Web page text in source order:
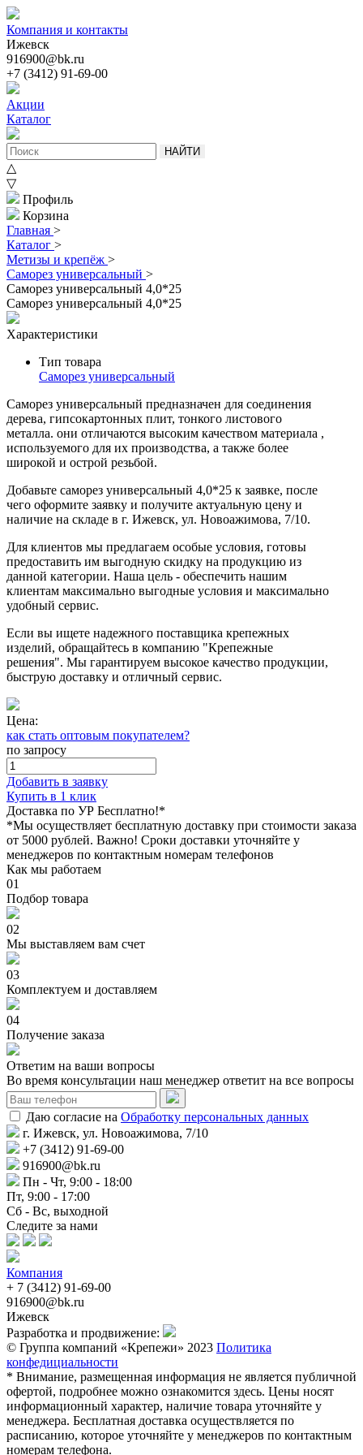
Компания и контакты
Ижевск
916900@bk.ru
+7 (3412) 91-69-00
Акции
Каталог
НАЙТИ
△
▽
Профиль
Корзина
Главная >
Каталог >
Метизы и крепёж >
Саморез универсальный >
Саморез универсальный 4,0*25
Саморез универсальный 4,0*25
Характеристики
Тип товара
Саморез универсальный
Cаморез универсальный предназначен для соединения
дерева, гипсокартонных плит, тонкого листового
металла. они отличаются высоким качеством материала ,
используемого для их производства, а также более
широкой и острой резьбой.
Добавьте саморез универсальный 4,0*25 к заявке, после
чего оформите заявку и получите актуальную цену и
наличие на складе в г. Ижевск, ул. Новоажимова, 7/10.
Для клиентов мы предлагаем особые условия, готовы
предоставить им выгодную скидку на продукцию из
данной категории. Наша цель - обеспечить нашим
клиентам максимально выгодные условия и максимально
удобный сервис.
Если вы ищете надежного поставщика крепежных
изделий, обращайтесь в компанию "Крепежные
решения". Мы гарантируем высокое качество продукции,
быструю доставку и отличный сервис.
Цена:
как стать оптовым покупателем?
по запросу
Добавить в заявку
Купить в 1 клик
Доставка по УР Бесплатно!*
*Мы осуществляет бесплатную доставку при стоимости заказа
от 5000 рублей. Важно! Сроки доставки уточняйте у
менеджеров по контактным номерам телефонов
Как мы работаем
01
Подбор товара
02
Мы выставляем вам счет
03
Комплектуем и доставляем
04
Получение заказа
Ответим на ваши вопросы
Во время консультации наш менеджер ответит на все вопросы
Даю согласие на Обработку персональных данных
г. Ижевск, ул. Новоажимова, 7/10
+7 (3412) 91-69-00
916900@bk.ru
Пн - Чт, 9:00 - 18:00
Пт, 9:00 - 17:00
Сб - Вс, выходной
Следите за нами
Компания
+ 7 (3412) 91-69-00
916900@bk.ru
Ижевск
Разработка и продвижение:
© Группа компаний «Крепежи» 2023 Политика
конфедициальности
* Внимание, размещенная информация не является публичной
офертой, подробнее можно ознакомится здесь. Цены носят
информационный характер, наличие товара уточняйте у
менеджера. Бесплатная доставка осуществляется по
расписанию, которое уточняйте у менеджеров по контактным
номерам телефона.